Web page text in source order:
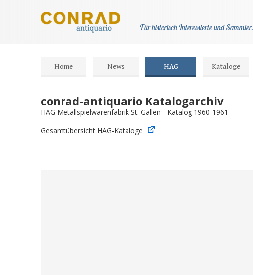
Für historisch Interessierte und Sammler.
Home News HAG Kataloge
conrad-antiquario Katalogarchiv
HAG Metallspielwarenfabrik St. Gallen - Katalog 1960-1961
Gesamtübersicht HAG-Kataloge